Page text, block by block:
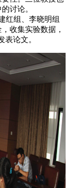
讨论。
红组、李晓明组
收集实验数据，
表论文。